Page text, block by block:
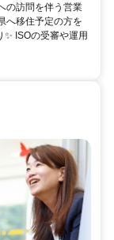
の訪問を伴う営業
へ移住予定の方を
ISOの受審や運用